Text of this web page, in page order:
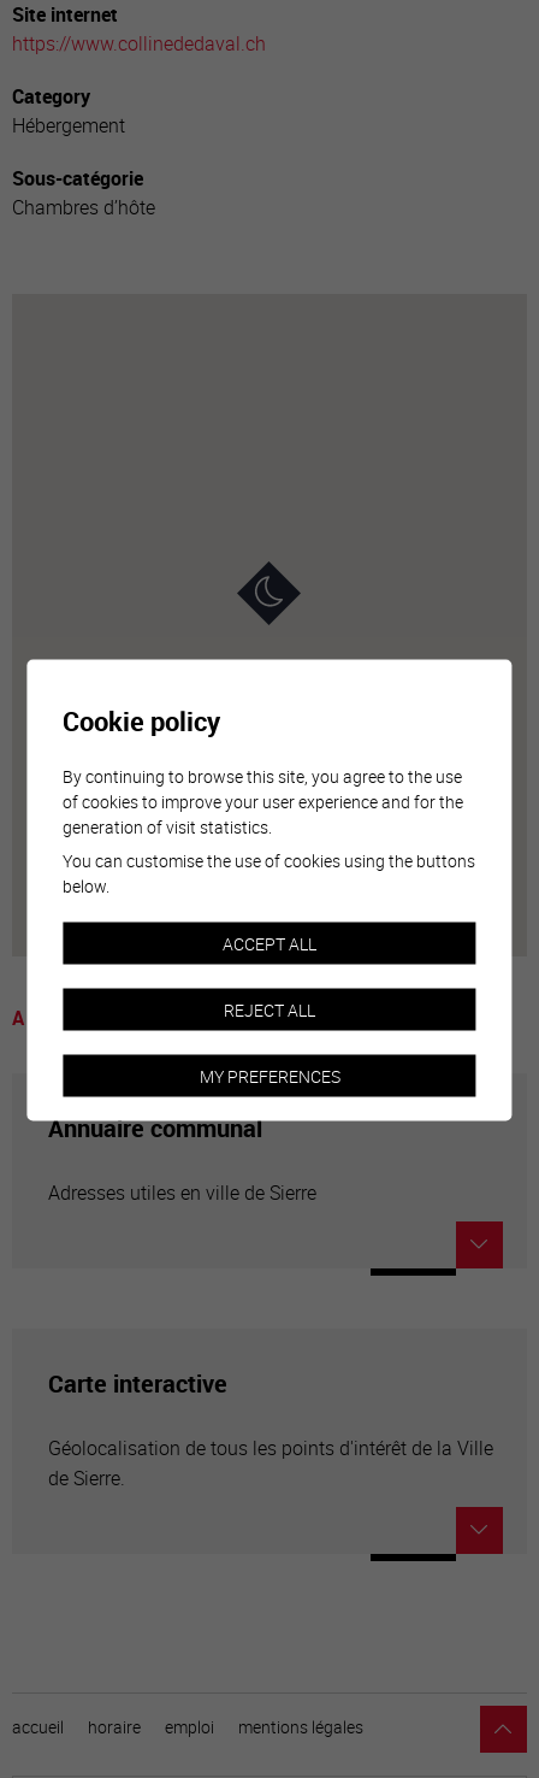
Site internet
https://www.collinededaval.ch
Category
Hébergement
Sous-catégorie
Chambres d’hôte
A voir
Annuaire communal
Adresses utiles en ville de Sierre
Carte interactive
Géolocalisation de tous les points d'intérêt de la Ville
de Sierre.
accueil horaire emploi mentions légales
Cookie policy
By continuing to browse this site, you agree to the use
of cookies to improve your user experience and for the
generation of visit statistics.
You can customise the use of cookies using the buttons
below.
ACCEPT ALL
REJECT ALL
MY PREFERENCES